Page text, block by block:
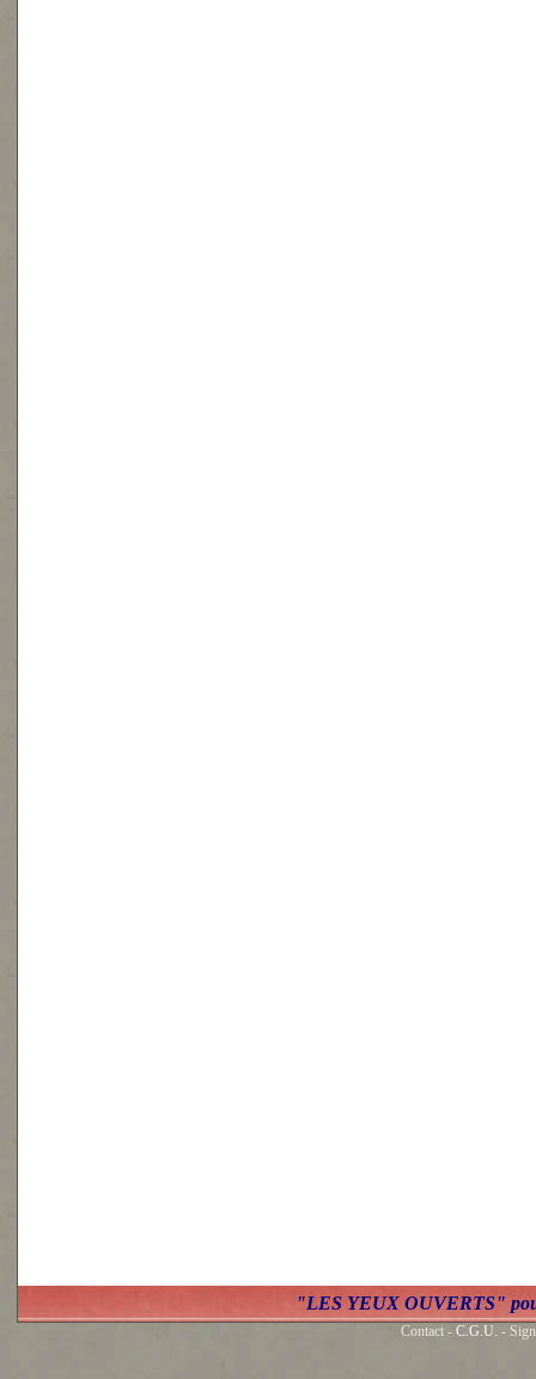
"LES YEUX OUVERTS"
Contact - C.G.U. -